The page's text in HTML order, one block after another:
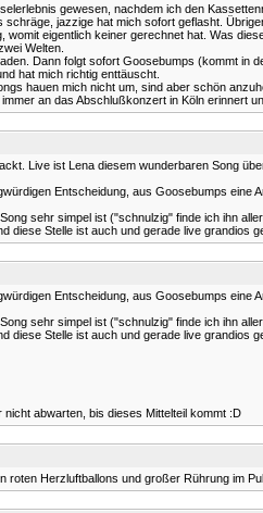
gewesen, nachdem ich den
jazzige hat mich sofort geflasht.
eigentlich keiner gerechnet hat. Was
Welten.
Dann folgt sofort Goosebumps (kommt
hat mich richtig enttäuscht.
hauen mich nicht um, sind aber schön
an das Abschlußkonzert in Köln erinnert
Live ist Lena diesem wunderbaren Song
Entscheidung, aus Goosebumps
sehr simpel ist ("schnulzig" finde ich ihn
diese Stelle ist auch und gerade live grandios
Entscheidung, aus Goosebumps
sehr simpel ist ("schnulzig" finde ich ihn
diese Stelle ist auch und gerade live grandios
abwarten, bis dieses Mittelteil kommt :D
Herzluftballons und großer Rührung im